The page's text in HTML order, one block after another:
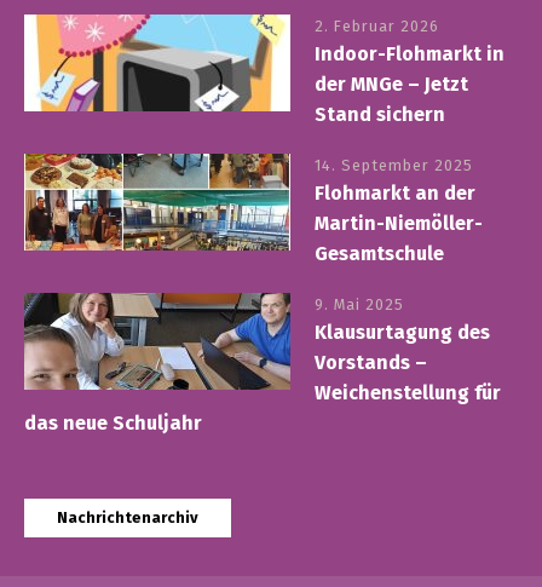
2. Februar 2026
Indoor-Flohmarkt in
der MNGe – Jetzt
Stand sichern
14. September 2025
Flohmarkt an der
Martin-Niemöller-
Gesamtschule
9. Mai 2025
Klausurtagung des
Vorstands –
Weichenstellung für
das neue Schuljahr
Nachrichtenarchiv